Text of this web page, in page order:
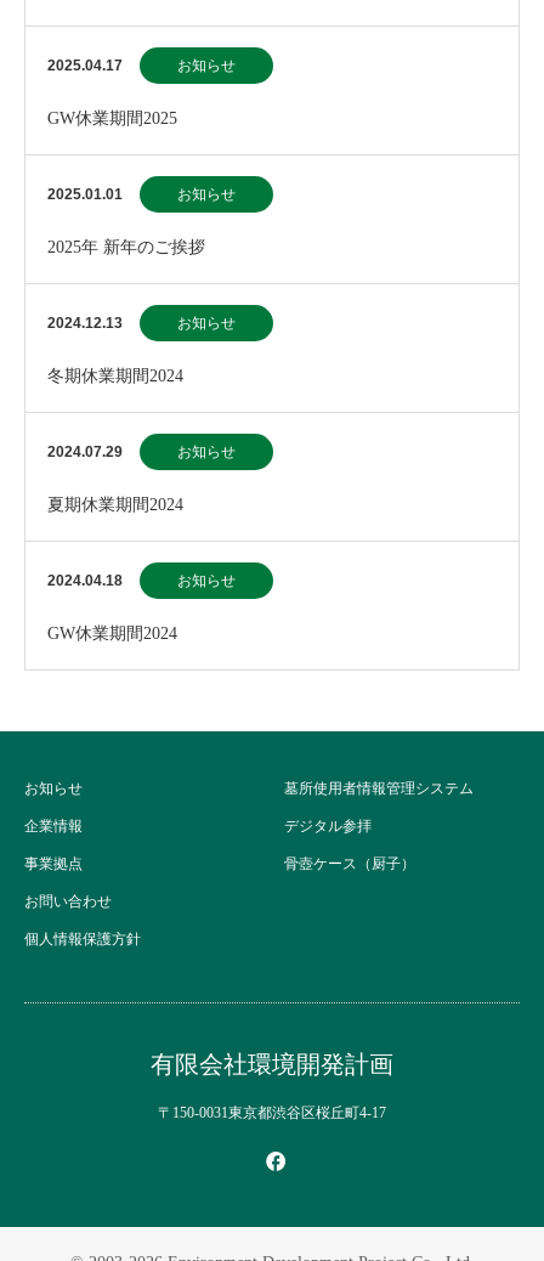
2025.04.17 お知らせ
GW休業期間2025
2025.01.01 お知らせ
2025年 新年のご挨拶
2024.12.13 お知らせ
冬期休業期間2024
2024.07.29 お知らせ
夏期休業期間2024
2024.04.18 お知らせ
GW休業期間2024
お知らせ
企業情報
事業拠点
お問い合わせ
個人情報保護方針
墓所使用者情報管理システム
デジタル参拝
骨壺ケース（厨子）
有限会社環境開発計画
〒150-0031東京都渋谷区桜丘町4-17